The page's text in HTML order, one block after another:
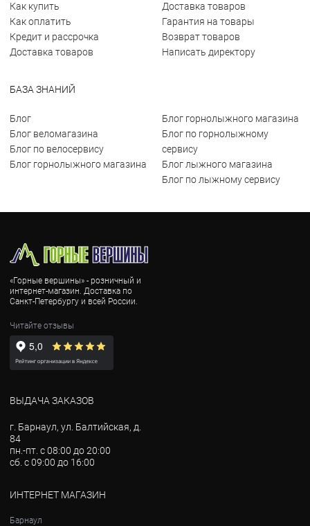
Как купить
Как оплатить
Кредит и рассрочка
Доставка товаров
Доставка товаров
Гарантия на товары
Возврат товаров
Написать директору
БАЗА ЗНАНИЙ
Блог
Блог веломагазина
Блог по велосервису
Блог горнолыжного магазина
Блог горнолыжного магазина
Блог по горнолыжному
сервису
Блог лыжного магазина
Блог по лыжному сервису
«Горные вершины» - розничный и
интернет-магазин. Доставка по
Санкт-Петербургу и всей России.
Читайте отзывы
ВЫДАЧА ЗАКАЗОВ
г. Барнаул, ул. Балтийская, д.
84
пн.-пт. с 08:00 до 20:00
сб. с 09:00 до 16:00
ИНТЕРНЕТ МАГАЗИН
Барнаул